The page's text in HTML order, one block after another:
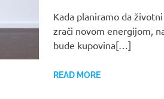
Kada planiramo da
zrači novom energijom,
bude kupovina[…]
READ MORE